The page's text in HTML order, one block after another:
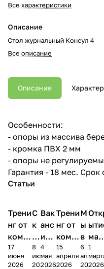
Все характеристики
Описание
Стол журнальный Консул 4
Все описание
Описание
Особенности:
- опоры из массива
- кромка ПВХ 2 мм
- опоры не
Гарантия - 18 мес. Срок
Статьи
Трени
нг от
комп
ании
Мело
17
июня
2026
С
к
и
д
к
8
июня
2026
Вак
анс
ия в
Чеб
окс
4
мая
2026
Трени
нг от
комп
ании
Мело
15
апреля
2026
М
ы
в
М
А
6
апреля
2026
зина
в
1
2026